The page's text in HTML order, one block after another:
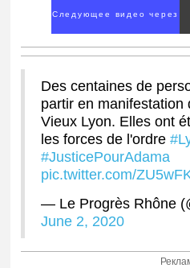
00:00 /01:00
Des centaines de
partir en manifestation
Vieux Lyon. Elles ont
les forces de l'ordre
#JusticePourAdama
pic.twitter.com/
— Le Progrès Rhône
June 2, 2020